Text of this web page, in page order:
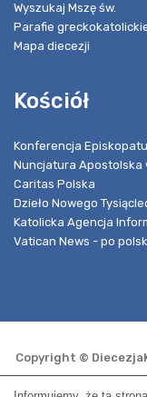
Wyszukaj Mszę św.
Parafie
Mapa diecezji
Kościół
Konferencja
Nuncjatura Apostolska
Caritas Polska
Dzieło Nowego
Katolicka Agencja
Vatican News - po
Copyright ©